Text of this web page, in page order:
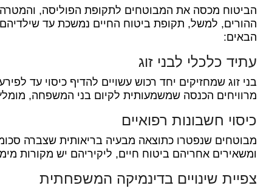
הביטוח מכסה את המבוטחים לתקופת הפוליסה,
ההורים, למשל, תקופת ביטוח החיים נמשכת עד
הבאים:
עתיד כלכלי לבני זוג
בני זוג שמחזיקים יחד רכוש עשויים להדיף כיסוי עד
מרוויחים הכנסה שמשמעותית לקיום בני המשפחה,
כיסוי חשבונות רפואיים
מבוטחים שנפטרו כתוצאה מבעיה בריאותית שצברה
ומשאירים אחריהם ביטוח חיים, ליקיריהם יש מקורות
צפיית שינויים בדינמיקה המשפחתית